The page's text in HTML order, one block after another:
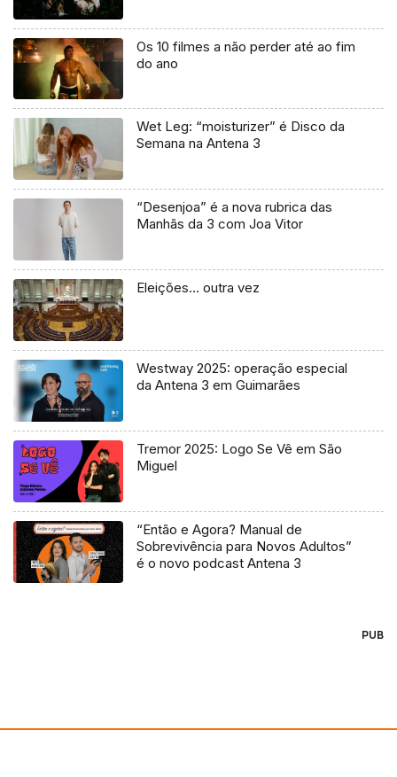
Os 10 filmes a não perder até ao fim
do ano
Wet Leg: “moisturizer” é Disco da
Semana na Antena 3
“Desenjoa” é a nova rubrica das
Manhãs da 3 com Joa Vitor
Eleições… outra vez
Westway 2025: operação especial
da Antena 3 em Guimarães
Tremor 2025: Logo Se Vê em São
Miguel
“Então e Agora? Manual de
Sobrevivência para Novos Adultos”
é o novo podcast Antena 3
PUB